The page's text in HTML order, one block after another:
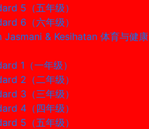
5（五年级）
6（六年级）
Jasmani & Kesihatan 体育与健康
1（一年级）
2（二年级）
3（三年级）
4（四年级）
5（五年级）